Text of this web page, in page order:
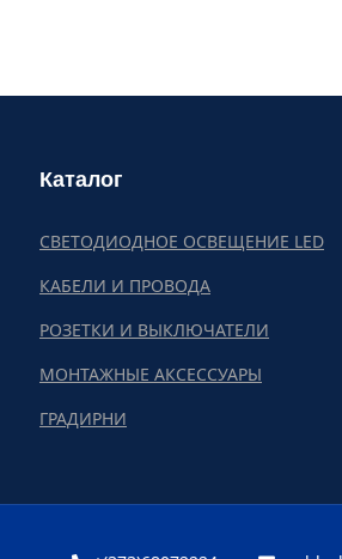
Каталог
СВЕТОДИОДНОЕ ОСВЕЩЕНИЕ LED
КАБЕЛИ И ПРОВОДА
РОЗЕТКИ И ВЫКЛЮЧАТЕЛИ
МОНТАЖНЫЕ АКСЕССУАРЫ
ГРАДИРНИ